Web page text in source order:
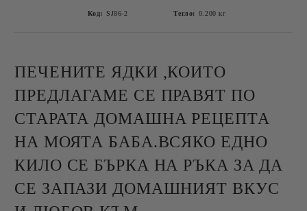
Код: SJ86-2 Тегло: 0.200 кг
ПЕЧЕНИТЕ ЯДКИ ,КОИТО
ПРЕДЛАГАМЕ СЕ ПРАВЯТ ПО
СТАРАТА ДОМАШНА РЕЦЕПТА
НА МОЯТА БАБА.ВСЯКО ЕДНО
КИЛО СЕ БЪРКА НА РЪКА ЗА ДА
СЕ ЗАПАЗИ ДОМАШНИЯТ ВКУС